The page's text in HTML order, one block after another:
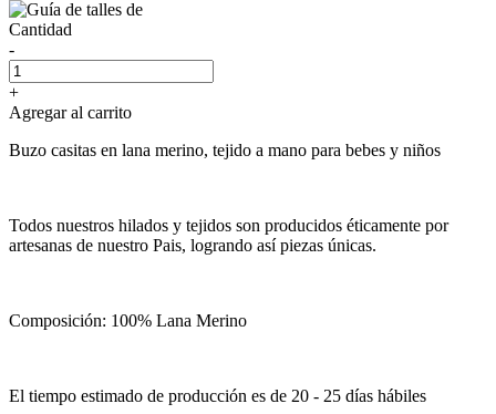
Cantidad
-
+
Agregar al carrito
Buzo casitas en lana merino, tejido a mano para bebes y niños
Todos nuestros hilados y tejidos son producidos éticamente por
artesanas de nuestro Pais, logrando así piezas únicas.
Composición: 100% Lana Merino
El tiempo estimado de producción es de 20 - 25 días hábiles